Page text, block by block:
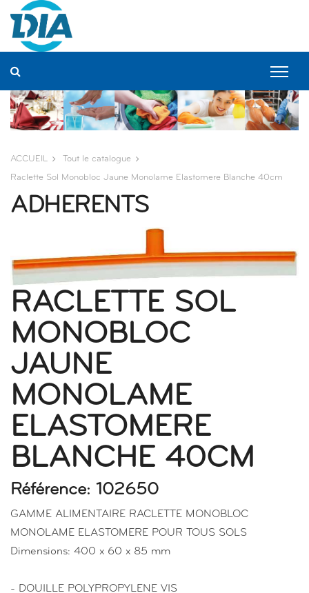
ACCUEIL Tout le catalogue
Raclette Sol Monobloc Jaune Monolame Elastomere Blanche 40cm
ADHERENTS
RACLETTE SOL
MONOBLOC
JAUNE
MONOLAME
ELASTOMERE
BLANCHE 40CM
Référence: 102650
GAMME ALIMENTAIRE RACLETTE MONOBLOC
MONOLAME ELASTOMERE POUR TOUS SOLS
Dimensions: 400 x 60 x 85 mm
- DOUILLE POLYPROPYLENE VIS
Panneau de gestion des cookies